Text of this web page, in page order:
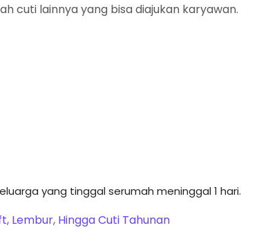
cuti lainnya yang bisa diajukan karyawan.
yang tinggal serumah meninggal 1 hari.
Lembur, Hingga Cuti Tahunan